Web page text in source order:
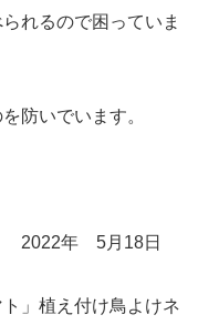
れるので困っていま
防いでいます。
18日
け鳥よけネ